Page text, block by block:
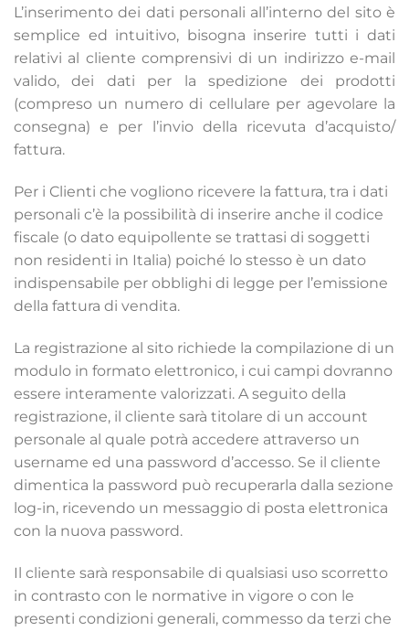
L’inserimento dei dati personali all’interno del sito è
semplice ed intuitivo, bisogna inserire tutti i dati
relativi al cliente comprensivi di un indirizzo e-mail
valido, dei dati per la spedizione dei prodotti
(compreso un numero di cellulare per agevolare la
consegna) e per l’invio della ricevuta d’acquisto/
fattura.
Per i Clienti che vogliono ricevere la fattura, tra i dati
personali c’è la possibilità di inserire anche il codice
fiscale (o dato equipollente se trattasi di soggetti
non residenti in Italia) poiché lo stesso è un dato
indispensabile per obblighi di legge per l’emissione
della fattura di vendita.
La registrazione al sito richiede la compilazione di un
modulo in formato elettronico, i cui campi dovranno
essere interamente valorizzati. A seguito della
registrazione, il cliente sarà titolare di un account
personale al quale potrà accedere attraverso un
username ed una password d’accesso. Se il cliente
dimentica la password può recuperarla dalla sezione
log-in, ricevendo un messaggio di posta elettronica
con la nuova password.
Il cliente sarà responsabile di qualsiasi uso scorretto
in contrasto con le normative in vigore o con le
presenti condizioni generali, commesso da terzi che